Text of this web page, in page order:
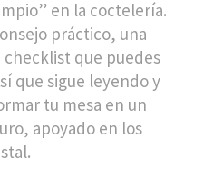
en la coctelería.
práctico, una
que puedes
que sigue leyendo y
tu mesa en un
apoyado en los